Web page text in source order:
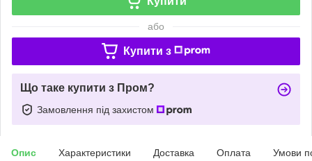
або
Купити з
Що таке купити з Пром?
Замовлення під захистом
Опис Характеристики Доставка Оплата Умови